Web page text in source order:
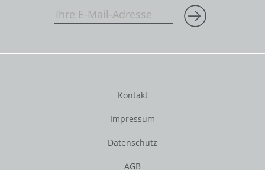
Kontakt
Impressum
Datenschutz
AGB